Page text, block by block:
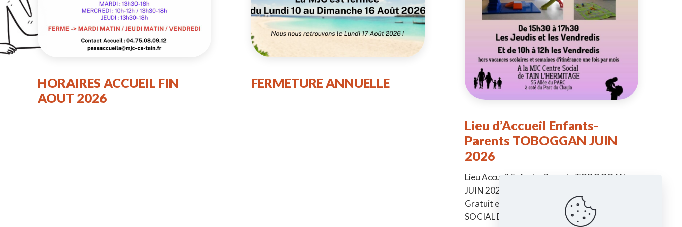
HORAIRES ACCUEIL FIN
AOUT 2026
FERMETURE ANNUELLE
Lieu d’Accueil Enfants-
Parents TOBOGGAN JUIN
2026
Lieu Accueil Enfants-Parents TOBOGGAN
JUIN 2026 -> De la naissance à 6 ans ->
Gratuit et sans inscription à la MJC CENTRE
SOCIAL DE TAIN Jeudi